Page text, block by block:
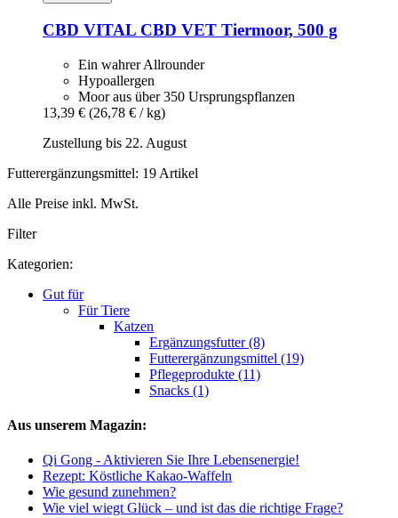
CBD VITAL CBD VET Tiermoor, 500 g
Ein wahrer Allrounder
Hypoallergen
Moor aus über 350 Ursprungspflanzen
13,39 € (26,78 € / kg)
Zustellung bis 22. August
Futterergänzungsmittel: 19 Artikel
Alle Preise inkl. MwSt.
Filter
Kategorien:
Gut für
Für Tiere
Katzen
Ergänzungsfutter (8)
Futterergänzungsmittel (19)
Pflegeprodukte (11)
Snacks (1)
Aus unserem Magazin:
Qi Gong - Aktivieren Sie Ihre Lebensenergie!
Rezept: Köstliche Kakao-Waffeln
Wie gesund zunehmen?
Wie viel wiegt Glück – und ist das die richtige Frage?